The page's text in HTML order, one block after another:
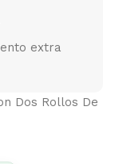
extra
Dos Rollos De